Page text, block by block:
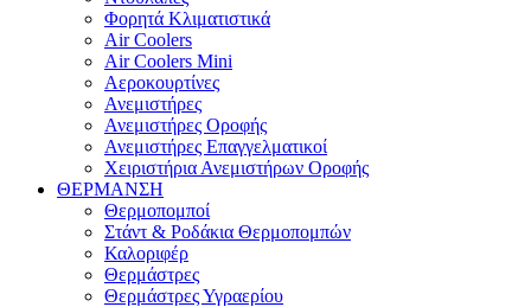
Φορητά Κλιματιστικά
Air Coolers
Air Coolers Mini
Αεροκουρτίνες
Ανεμιστήρες
Ανεμιστήρες Οροφής
Ανεμιστήρες Επαγγελματικοί
Χειριστήρια Ανεμιστήρων Οροφής
ΘΕΡΜΑΝΣΗ
Θερμοπομποί
Στάντ & Ροδάκια Θερμοπομπών
Καλοριφέρ
Θερμάστρες
Θερμάστρες Υγραερίου